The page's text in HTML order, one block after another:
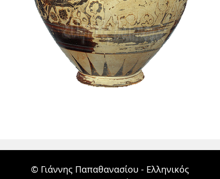
© Γιάννης Παπαθανασίου - Ελληνικός